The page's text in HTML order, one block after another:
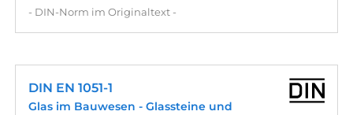
- DIN-Norm im Originaltext -
DIN EN 1051-1
Glas im Bauwesen - Glassteine und